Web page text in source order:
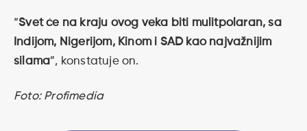
“Svet će na kraju ovog veka biti mulitpolaran, sa
Indijom, Nigerijom, Kinom i SAD kao najvažnijim
silama”, konstatuje on.
Foto: Profimedia